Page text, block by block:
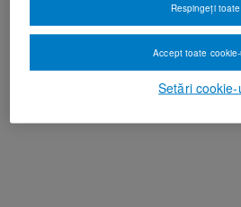
Setări
Respingeți toate
Accept toate